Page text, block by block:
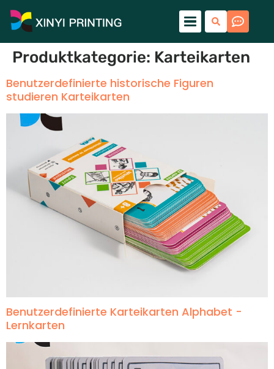
Produktkategorie: Karteikarten
Benutzerdefinierte historische Figuren
studieren Karteikarten
Benutzerdefinierte Karteikarten Alphabet -
Lernkarten